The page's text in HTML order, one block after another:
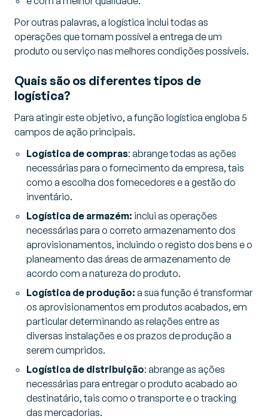
Por outras palavras, a logística inclui todas as
operações que tornam possível a entrega de um
produto ou serviço nas melhores condições possíveis.
Quais são os diferentes tipos de
logística?
Para atingir este objetivo, a função logística engloba 5
campos de ação principais.
Logística de compras: abrange todas as ações
necessárias para o fornecimento da empresa, tais
como a escolha dos fornecedores e a gestão do
inventário.
Logística de armazém: inclui as operações
necessárias para o correto armazenamento dos
aprovisionamentos, incluindo o registo dos bens e o
planeamento das áreas de armazenamento de
acordo com a natureza do produto.
Logística de produção: a sua função é transformar
os aprovisionamentos em produtos acabados, em
particular determinando as relações entre as
diversas instalações e os prazos de produção a
serem cumpridos.
Logística de distribuição: abrange as ações
necessárias para entregar o produto acabado ao
destinatário, tais como o transporte e o tracking
das mercadorias.